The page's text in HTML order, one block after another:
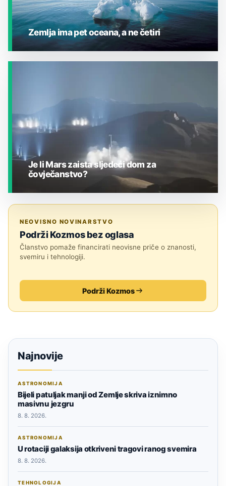
Zemlja ima pet oceana, a ne četiri
Je li Mars zaista sljedeći dom za
čovječanstvo?
NEOVISNO NOVINARSTVO
Podrži Kozmos bez oglasa
Članstvo pomaže financirati neovisne priče o znanosti,
svemiru i tehnologiji.
Podrži Kozmos
Najnovije
ASTRONOMIJA
Bijeli patuljak manji od Zemlje skriva iznimno
masivnu jezgru
8. 8. 2026.
ASTRONOMIJA
U rotaciji galaksija otkriveni tragovi ranog svemira
8. 8. 2026.
TEHNOLOGIJA